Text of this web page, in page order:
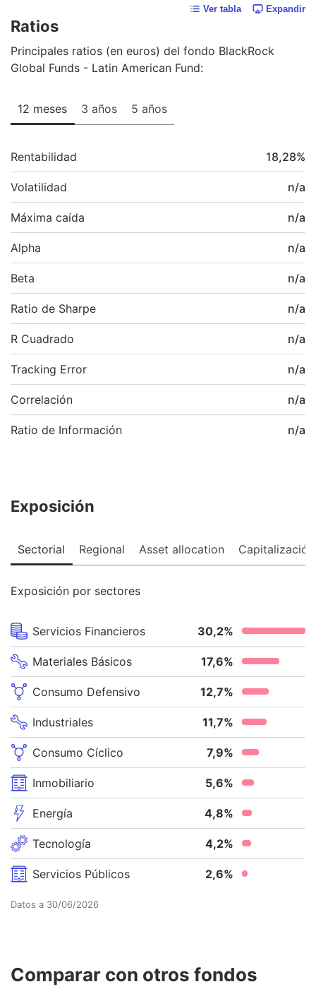
Ver tabla Expandir
Ratios
Principales ratios (en euros) del fondo BlackRock
Global Funds - Latin American Fund:
12 meses 3 años 5 años
Rentabilidad 18,28%
Volatilidad n/a
Máxima caída n/a
Alpha n/a
Beta n/a
Ratio de Sharpe n/a
R Cuadrado n/a
Tracking Error n/a
Correlación n/a
Ratio de Información n/a
Exposición
Sectorial Regional Asset allocation Capitalización
Exposición por sectores
Servicios Financieros 30,2%
Materiales Básicos 17,6%
Consumo Defensivo 12,7%
Industriales 11,7%
Consumo Cíclico 7,9%
Inmobiliario 5,6%
Energía 4,8%
Tecnología 4,2%
Servicios Públicos 2,6%
Datos a 30/06/2026
Comparar con otros fondos